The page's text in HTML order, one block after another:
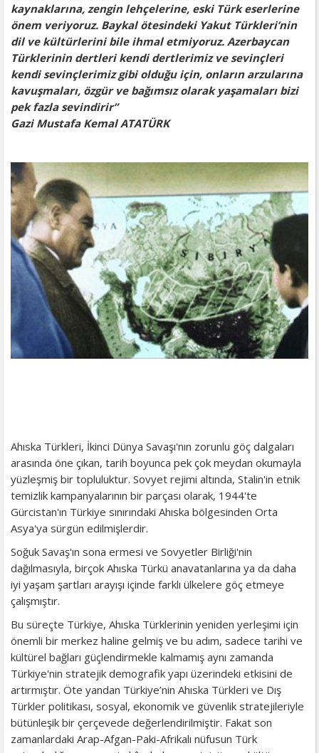
kaynaklarına, zengin lehçelerine, eski Türk eserlerine
önem veriyoruz. Baykal ötesindeki Yakut Türkleri’nin
dil ve kültürlerini bile ihmal etmiyoruz. Azerbaycan
Türklerinin dertleri kendi dertlerimiz ve sevinçleri
kendi sevinçlerimiz gibi olduğu için, onların arzularına
kavuşmaları, özgür ve bağımsız olarak yaşamaları bizi
pek fazla sevindirir”
Gazi Mustafa Kemal ATATÜRK
Ahıska Türkleri, İkinci Dünya Savaşı'nın zorunlu göç dalgaları
arasında öne çıkan, tarih boyunca pek çok meydan okumayla
yüzleşmiş bir topluluktur. Sovyet rejimi altında, Stalin'in etnik
temizlik kampanyalarının bir parçası olarak, 1944'te
Gürcistan'ın Türkiye sınırındaki Ahıska bölgesinden Orta
Asya'ya sürgün edilmişlerdir.
Soğuk Savaş'ın sona ermesi ve Sovyetler Birliği'nin
dağılmasıyla, birçok Ahıska Türkü anavatanlarına ya da daha
iyi yaşam şartları arayışı içinde farklı ülkelere göç etmeye
çalışmıştır.
Bu süreçte Türkiye, Ahıska Türklerinin yeniden yerleşimi için
önemli bir merkez haline gelmiş ve bu adım, sadece tarihi ve
kültürel bağları güçlendirmekle kalmamış aynı zamanda
Türkiye'nin stratejik demografik yapı üzerindeki etkisini de
artırmıştır. Öte yandan Türkiye’nin Ahıska Türkleri ve Dış
Türkler politikası, sosyal, ekonomik ve güvenlik stratejileriyle
bütünleşik bir çerçevede değerlendirilmiştir. Fakat son
zamanlardaki Arap-Afgan-Paki-Afrikalı nüfusun Türk